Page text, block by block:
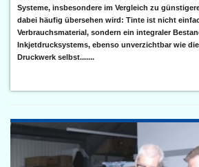
Systeme, insbesondere im Vergleich zu
dabei häufig übersehen wird: Tinte ist nicht
Verbrauchsmaterial, sondern ein integraler
Inkjetdrucksystems, ebenso unverzichtbar wie
Druckwerk selbst.......